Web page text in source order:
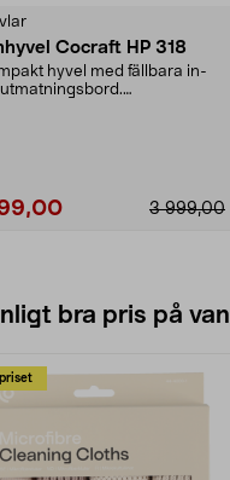
Cocraft HP 318
hyvel med fällbara in-
3 999,00
bra pris på
priset